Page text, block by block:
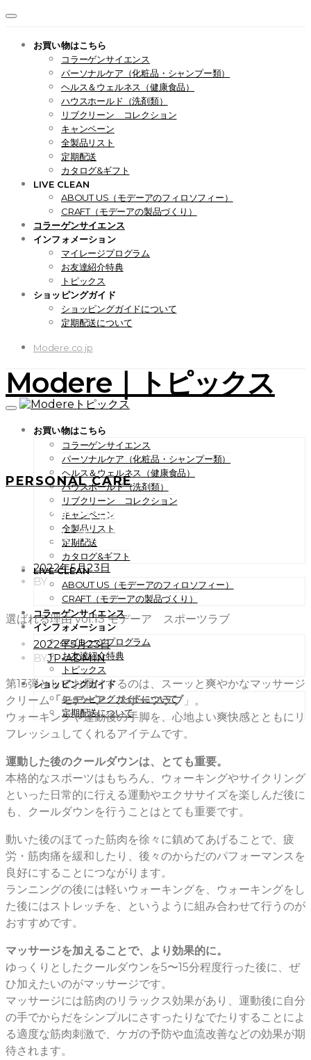
お買い物はこちら
コラーゲンサイエンス
パーソナルケア（化粧品・シャンプー類）
ヘルス＆ウェルネス（健康食品）
ハウスホールド（洗剤類）
リブクリーン コレクション
キャンペーン
全製品リスト
定期配送
カタログ&ギフト
LIVE CLEAN
ABOUT US（モデーアのフィロソフィー）
CRAFT（モデーアの製品づくり）
コラーゲンサイエンス
インフォメーション
マイレージプログラム
お友達紹介特典
トピックス
ショッピングガイド
ショッピングガイドについて
定期配送について
Modere.co.jp
Modere｜トピックス
お買い物はこちら
コラーゲンサイエンス
パーソナルケア（化粧品・シャンプー類）
ヘルス＆ウェルネス（健康食品）
ハウスホールド（洗剤類）
リブクリーン コレクション
キャンペーン
全製品リスト
定期配送
カタログ&ギフト
LIVE CLEAN
ABOUT US（モデーアのフィロソフィー）
CRAFT（モデーアの製品づくり）
コラーゲンサイエンス
インフォメーション
マイレージプログラム
お友達紹介特典
トピックス
ショッピングガイド
ショッピングガイドについて
定期配送について
PERSONAL CARE
選ばれる理由 vol.13 モデー
ア スポーツラブ
POSTED
ON
2022年5月23日
BY
選ばれる理由 vol.13 モデーア スポーツラブ
POSTED
ON
2022年5月23日
BYJP-ADMIN
第13弾としてお届けするのは、スーッと爽やかなマッサージ
クリーム「モデーア スポーツラブ」。
ウォーキングや運動後の手脚を、心地よい爽快感とともにリ
フレッシュしてくれるアイテムです。
運動した後のクールダウンは、とても重要。
本格的なスポーツはもちろん、ウォーキングやサイクリング
といった日常的に行える運動やエクササイズを楽しんだ後に
も、クールダウンを行うことはとても重要です。
動いた後のほてった筋肉を徐々に鎮めてあげることで、疲
労・筋肉痛を緩和したり、後々のからだのパフォーマンスを
良好にすることにつながります。
ランニングの後には軽いウォーキングを、ウォーキングをし
た後にはストレッチを、というように組み合わせて行うのが
おすすめです。
マッサージを加えることで、より効果的に。
ゆっくりとしたクールダウンを5〜15分程度行った後に、ぜ
ひ加えたいのがマッサージです。
マッサージには筋肉のリラックス効果があり、運動後に自分
の手でからだをシンプルにさすったりなでたりすることによ
る適度な筋肉刺激で、ケガの予防や血流改善などの効果が期
待されます。